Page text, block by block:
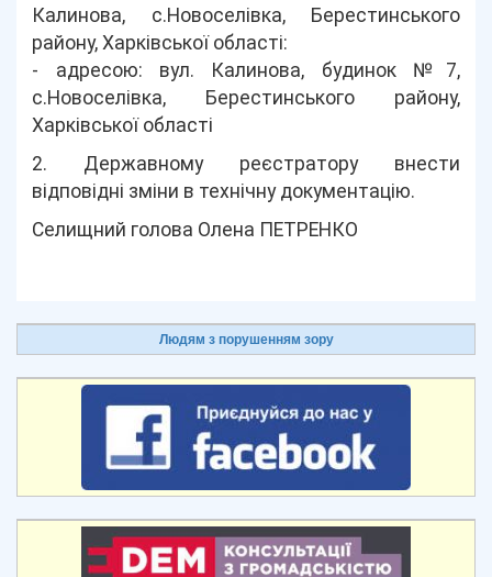
Калинова, с.Новоселівка, Берестинського
району, Харківської області:
- адресою: вул. Калинова, будинок №7,
с.Новоселівка, Берестинського району,
Харківської області
2. Державному реєстратору внести
відповідні зміни в технічну документацію.
Селищний голова Олена ПЕТРЕНКО
Людям з порушенням зору